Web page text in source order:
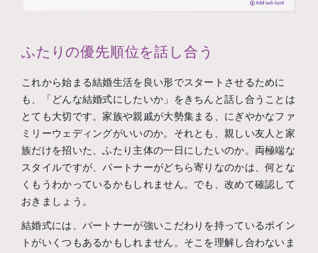
ふたりの優先順位を話し合う
これから始まる結婚生活を良い形でスタートさせるために
も、「どんな結婚式にしたいか」をきちんと話し合うことは
とても大切です。家族や親戚が大勢集まる、にぎやかなファ
ミリーウェディングがいいのか。それとも、親しい友人と家
族だけを招いた、ふたり主体の一日にしたいのか。両極端な
スタイルですが、パートナーがどちら寄りなのかは、何とな
くもうわかっているかもしれません。でも、改めて確認して
おきましょう。
結婚式には、パートナーが強いこだわりを持っているポイン
トがいくつもあるかもしれません。そこを理解し合わないま